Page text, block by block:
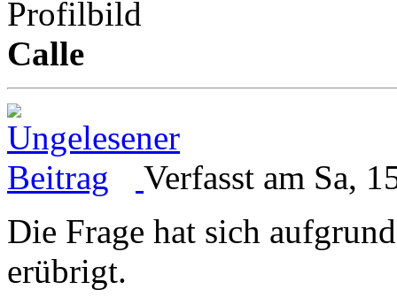
Calle
Verfasst am Sa,
Die Frage hat sich
erübrigt.